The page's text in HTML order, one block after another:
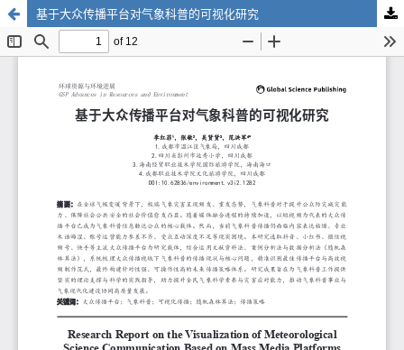
基于大众传播平台对气象科普的可视化研究